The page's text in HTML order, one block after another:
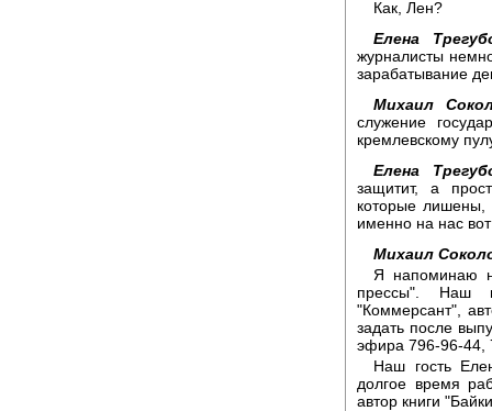
Как, Лен?
Елена
журналисты
зарабатывание
Михаил
служение
кремлевскому
Елена
защитит, а
которые лишены,
именно на нас
Михаил
Я напоминаю
прессы". Наш
"Коммерсант",
задать после
эфира 796-96-44,
Наш гость
долгое время
автор книги